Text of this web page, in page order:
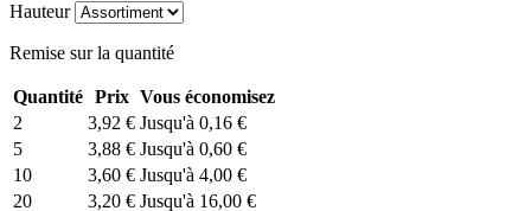
Hauteur
Remise sur la quantité
Quantité Prix Vous économisez
2
3,92 € Jusqu'à 0,16 €
5
3,88 € Jusqu'à 0,60 €
10
3,60 € Jusqu'à 4,00 €
20
3,20 € Jusqu'à 16,00 €